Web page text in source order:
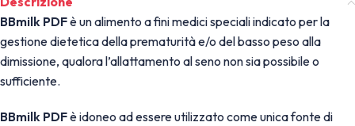
BBmilk PDFè un alimento a fini medici speciali indicato per la
gestione dietetica della prematurità e/o del basso peso alla
dimissione, qualora l’allattamento al seno non sia possibile o
sufficiente.
BBmilk PDFè idoneo ad essere utilizzato come unica fonte di